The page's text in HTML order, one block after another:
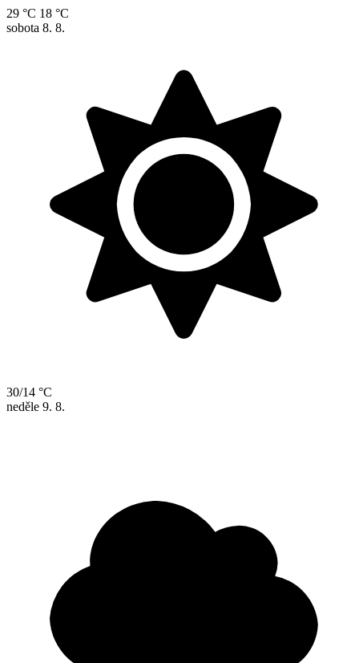
29 °C 18 °C
sobota 8. 8.
30/14 °C
neděle 9. 8.